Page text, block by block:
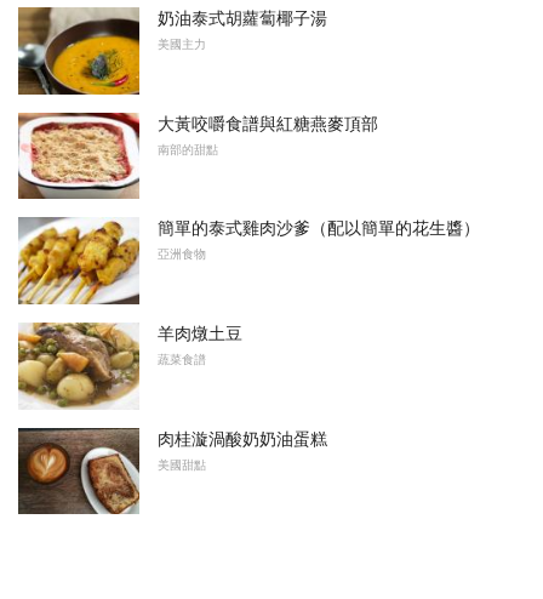
奶油泰式胡蘿蔔椰子湯
美國主力
大黃咬嚼食譜與紅糖燕麥頂部
南部的甜點
簡單的泰式雞肉沙爹（配以簡單的花生醬）
亞洲食物
羊肉燉土豆
蔬菜食譜
肉桂漩渦酸奶奶油蛋糕
美國甜點